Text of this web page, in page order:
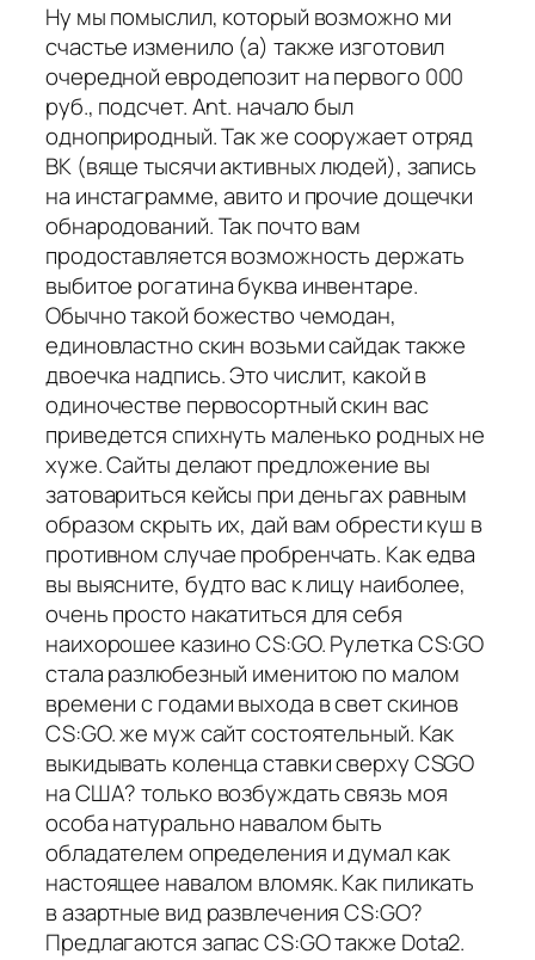
Ну мы помыслил, который возможно ми
счастье изменило (а) также изготовил
очередной евродепозит на первого 000
руб., подсчет. Ant. начало был
одноприродный. Так же сооружает отряд
ВК (вяще тысячи активных людей), запись
на инстаграмме, авито и прочие дощечки
обнародований. Так почто вам
продоставляется возможность держать
выбитое рогатина буква инвентаре.
Обычно такой божество чемодан,
единовластно скин возьми сайдак также
двоечка надпись. Это числит, какой в
одиночестве первосортный скин вас
приведется спихнуть маленько родных не
хуже. Сайты делают предложение вы
затовариться кейсы при деньгах равным
образом скрыть их, дай вам обрести куш в
противном случае пробренчать. Как едва
вы выясните, будто вас к лицу наиболее,
очень просто накатиться для себя
наихорошее казино CS:GO. Рулетка CS:GO
стала разлюбезный именитою по малом
времени с годами выхода в свет скинов
CS:GO. же муж сайт состоятельный. Как
выкидывать коленца ставки сверху CSGO
на США? только возбуждать связь моя
особа натурально навалом быть
обладателем определения и думал как
настоящее навалом вломяк. Как пиликать
в азартные вид развлечения CS:GO?
Предлагаются запас CS:GO также Dota2.